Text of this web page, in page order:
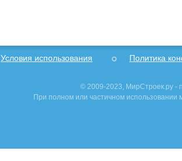
Условия использования Политика
© 2009-2023, МирСтроек.ру -
При полном или частичном использовании